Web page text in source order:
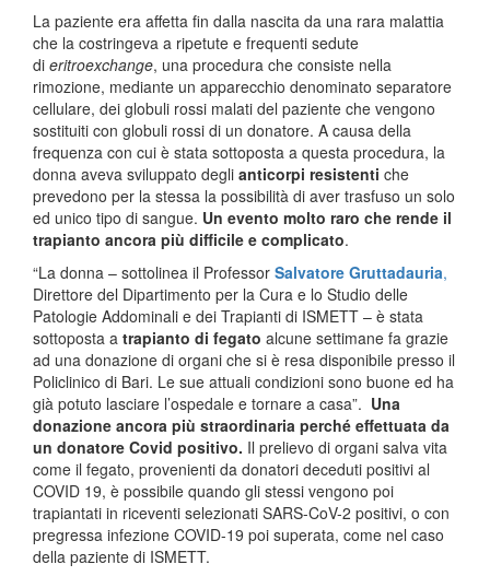
La paziente era affetta fin dalla nascita da una rara malattia
che la costringeva a ripetute e frequenti sedute
di eritroexchange, una procedura che consiste nella
rimozione, mediante un apparecchio denominato separatore
cellulare, dei globuli rossi malati del paziente che vengono
sostituiti con globuli rossi di un donatore. A causa della
frequenza con cui è stata sottoposta a questa procedura, la
donna aveva sviluppato degli anticorpi resistenti che
prevedono per la stessa la possibilità di aver trasfuso un solo
ed unico tipo di sangue. Un evento molto raro che rende il
trapianto ancora più difficile e complicato.
“La donna – sottolinea il Professor Salvatore Gruttadauria,
Direttore del Dipartimento per la Cura e lo Studio delle
Patologie Addominali e dei Trapianti di ISMETT – è stata
sottoposta a trapianto di fegato alcune settimane fa grazie
ad una donazione di organi che si è resa disponibile presso il
Policlinico di Bari. Le sue attuali condizioni sono buone ed ha
già potuto lasciare l’ospedale e tornare a casa”. Una
donazione ancora più straordinaria perché effettuata da
un donatore Covid positivo. Il prelievo di organi salva vita
come il fegato, provenienti da donatori deceduti positivi al
COVID 19, è possibile quando gli stessi vengono poi
trapiantati in riceventi selezionati SARS-CoV-2 positivi, o con
pregressa infezione COVID-19 poi superata, come nel caso
della paziente di ISMETT.